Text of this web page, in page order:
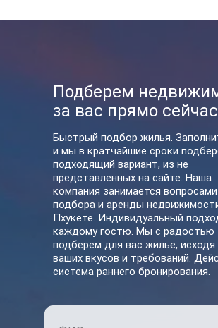
Подберем
за вас прямо
Быстрый подбор жилья.
и мы в кратчайшие сроки
подходящий вариант, из не
представленных на сайте. Наша
компания занимается вопросами
подбора и аренды
Пхукете. Индивидуальный
каждому гостю. Мы с радостью
подберем для вас жилье, исходя
ваших вкусов и требований.
система раннего бронирования.